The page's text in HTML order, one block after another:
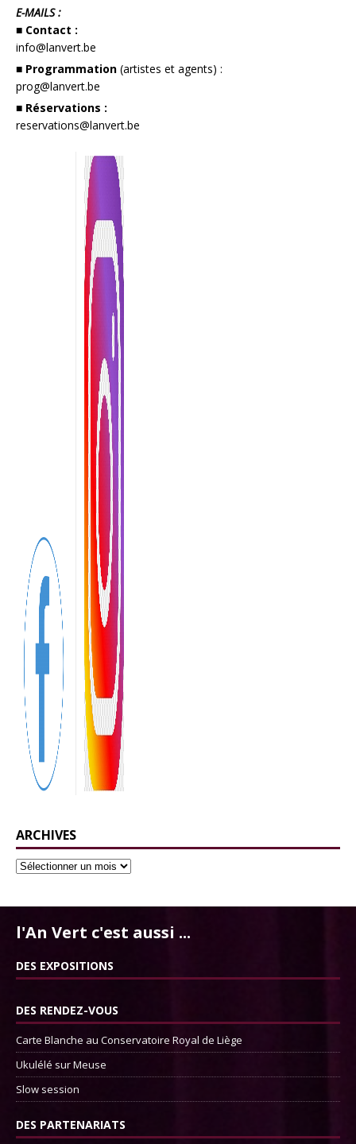
E-MAILS :
■ Contact :
info@lanvert.be
■ Programmation (artistes et agents) :
prog@lanvert.be
■ Réservations :
reservations@lanvert.be
ARCHIVES
l'An Vert c'est aussi ...
DES EXPOSITIONS
DES RENDEZ-VOUS
Carte Blanche au Conservatoire Royal de Liège
Ukulélé sur Meuse
Slow session
DES PARTENARIATS